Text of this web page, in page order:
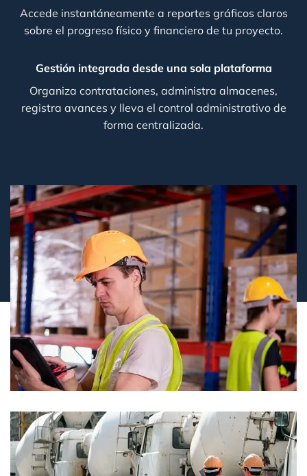
Accede instantáneamente a reportes gráficos claros
sobre el progreso físico y financiero de tu proyecto.
Gestión integrada desde una sola plataforma
Organiza contrataciones, administra almacenes,
registra avances y lleva el control administrativo de
forma centralizada.